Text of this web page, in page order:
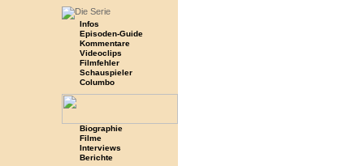
Infos
Episoden-Guide
Kommentare
Videoclips
Filmfehler
Schauspieler
Columbo
Biographie
Filme
Interviews
Berichte